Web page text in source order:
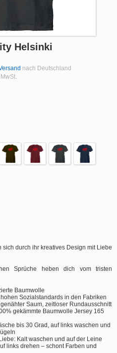
Helsinki
nach Deutschland
durch ihr kreatives Design mit Liebe
Sprüche heben dich vom tristen
Baumwolle
Sozialstandards in den Fabriken
Saum, zeitloser Rundausschnitt
gekämmte Baumwolle Jersey 165
bis 30 Grad, auf links waschen und
Kalt waschen und auf der Leine
links drehen – schont Farben und